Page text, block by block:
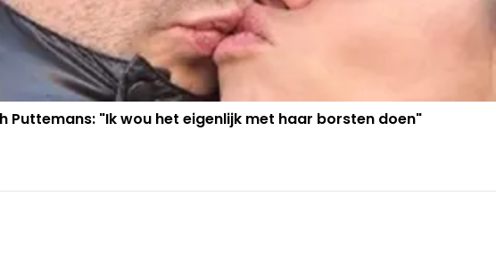
Puttemans: "Ik wou het eigenlijk met haar borsten doen"